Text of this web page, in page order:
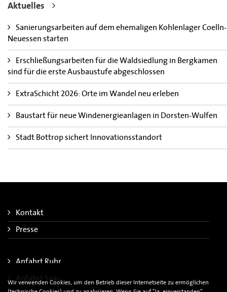
Aktuelles
Sanierungsarbeiten auf dem ehemaligen Kohlenlager Coelln-
Neuessen starten
Erschließungsarbeiten für die Waldsiedlung in Bergkamen
sind für die erste Ausbaustufe abgeschlossen
ExtraSchicht 2026: Orte im Wandel neu erleben
Baustart für neue Windenergieanlagen in Dorsten-Wulfen
Stadt Bottrop sichert Innovationsstandort
Kontakt
Presse
Anfahrt Ruhr
Anfahrt Saar
Wir verwenden Cookies, um den Betrieb dieser Internetseite zu ermöglichen